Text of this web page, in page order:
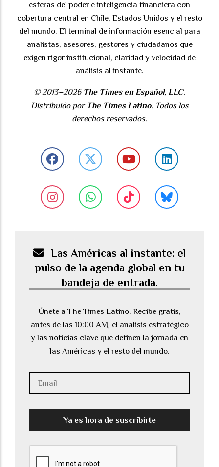
esferas del poder e inteligencia financiera con
cobertura central en Chile, Estados Unidos y el resto
del mundo. El terminal de información esencial para
analistas, asesores, gestores y ciudadanos que
exigen rigor institucional, claridad y velocidad de
análisis al instante.
© 2013–2026 The Times en Español, LLC.
Distribuido por The Times Latino. Todos los
derechos reservados.
Las Américas al instante: el
pulso de la agenda global en tu
bandeja de entrada.
Únete a The Times Latino. Recibe gratis,
antes de las 10:00 AM, el análisis estratégico
y las noticias clave que definen la jornada en
las Américas y el resto del mundo.
Ya es hora de suscribirte